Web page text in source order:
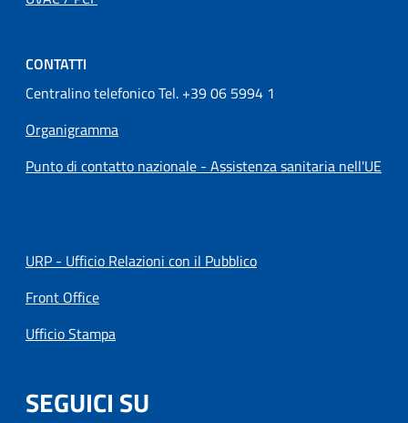
CONTATTI
Centralino telefonico Tel. +39 06 5994 1
Organigramma
Punto di contatto nazionale - Assistenza sanitaria nell'UE
URP - Ufficio Relazioni con il Pubblico
Front Office
Ufficio Stampa
SEGUICI SU